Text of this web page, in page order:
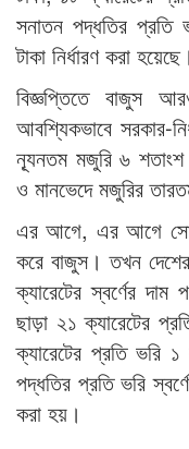
সনাতন পদ্ধতির প্রতি
টাকা নির্ধারণ করা হয়েছে।
বিজ্ঞপ্তিতে বাজুস
আবশ্যিকভাবে সরকার-
ন্যূনতম মজুরি ৬
ও মানভেদে মজুরির
এর আগে, এর আগে
করে বাজুস। তখন
ক্যারেটের স্বর্ণের
ছাড়া ২১ ক্যারেটের
ক্যারেটের প্রতি ভরি
পদ্ধতির প্রতি ভরি
করা হয়।